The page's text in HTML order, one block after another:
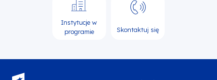
Instytucje w
programie
Skontaktuj się